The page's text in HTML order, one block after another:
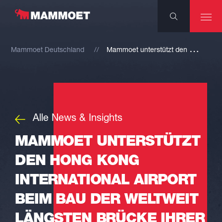
Mammoet Deutschland M
ammoet unterstützt den Hong Kong International Airport beim Bau der weltweit längsten Brücke ihrer Art
Alle News & Insights
MAMMOET UNTERSTÜTZT
DEN HONG KONG
INTERNATIONAL AIRPORT
BEIM BAU DER WELTWEIT